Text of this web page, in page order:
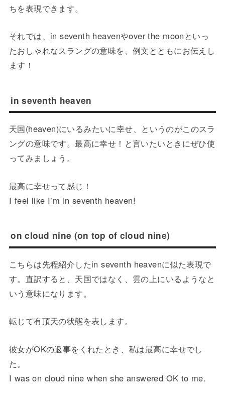
ちを表現できます。
それでは、in seventh heavenやover the moonといっ
たおしゃれなスラングの意味を、例文とともにお伝えし
ます！
in seventh heaven
天国(heaven)にいるみたいに幸せ、というのがこのスラ
ングの意味です。最高に幸せ！と言いたいときにぜひ使
ってみましょう。
最高に幸せって感じ！
I feel like I’m in seventh heaven!
on cloud nine (on top of cloud nine)
こちらは先程紹介したin seventh heavenに似た表現で
す。直訳すると、天国ではなく、雲の上にいるようなと
いう意味になります。
転じて有頂天の状態を表します。
彼女がOKの返事をくれたとき、私は最高に幸せでし
た。
I was on cloud nine when she answered OK to me.